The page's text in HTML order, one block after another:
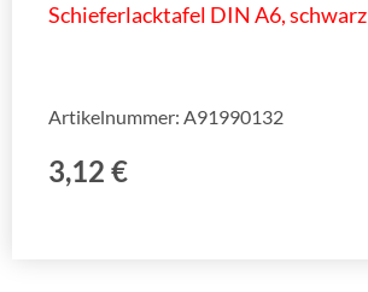
Schieferlacktafel DIN A6, schwarz
3,12 €
Artikelnummer: A91990132